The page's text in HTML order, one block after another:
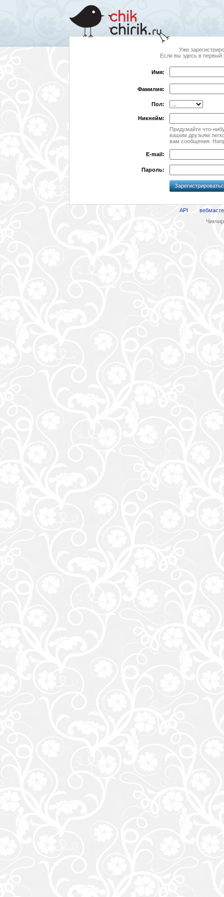
Уже
Если вы здесь в первый
Имя:
Фамилия:
Пол:
Никнейм:
Придумайте что-
вашим друзьям
вам сообщения.
E-mail:
Пароль:
API